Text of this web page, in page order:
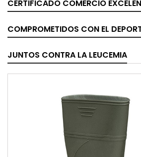
CERTIFICADO COMERCIO
COMPROMETIDOS CON EL
JUNTOS CONTRA LA LEUCEMIA